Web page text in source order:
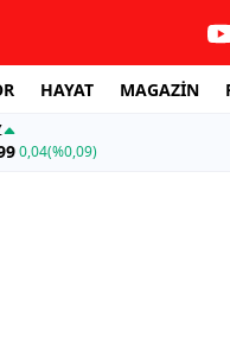
HAYAT MAGAZİN
0,04(%0,09)